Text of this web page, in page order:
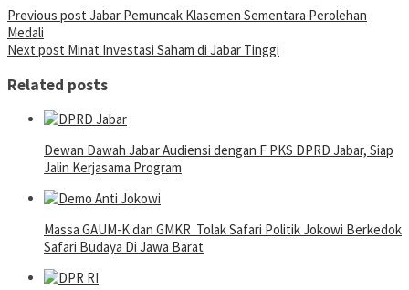
Post
navigation
Previous post Jabar Pemuncak Klasemen Sementara Perolehan
Medali
Next post Minat Investasi Saham di Jabar Tinggi
Related posts
Dewan Dawah Jabar Audiensi dengan F PKS DPRD Jabar, Siap
Jalin Kerjasama Program
Massa GAUM-K dan GMKR Tolak Safari Politik Jokowi Berkedok
Safari Budaya Di Jawa Barat